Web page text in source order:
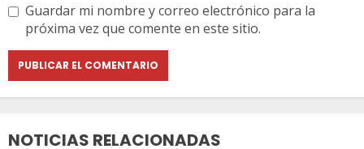
Guardar mi nombre y correo electrónico para la
próxima vez que comente en este sitio.
NOTICIAS RELACIONADAS